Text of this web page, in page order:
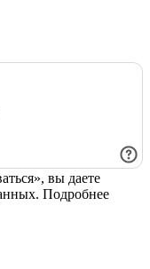
вы даете
Подробнее